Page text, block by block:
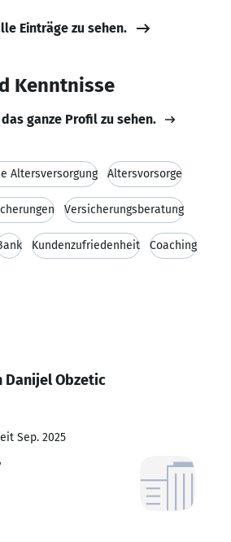
Einträge zu sehen.
Kenntnisse
ganze Profil zu sehen.
Altersversorgung Altersvorsorge
Versicherungsberatung
Kundenzufriedenheit Coaching
Danijel Obzetic
Sep. 2025